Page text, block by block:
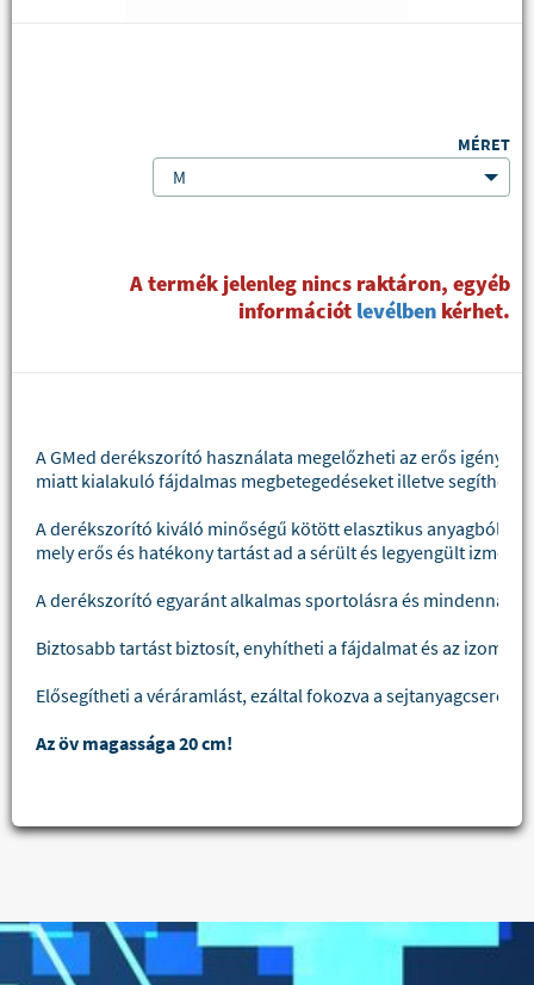
MÉRET
M
A termék jelenleg nincs raktáron, egyéb
információt levélben kérhet.
A GMed derékszorító használata megelőzheti az erős
miatt kialakuló fájdalmas megbetegedéseket illetve segíthet
A derékszorító kiváló minőségű kötött elasztikus anyagból
mely erős és hatékony tartást ad a sérült és legyengült izmok
A derékszorító egyaránt alkalmas sportolásra és mindennapi
Biztosabb tartást biztosít, enyhítheti a fájdalmat és az izomzat
Elősegítheti a véráramlást, ezáltal fokozva a sejtanyagcserét
Az öv magassága 20 cm!